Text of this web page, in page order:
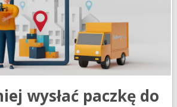
wysłać paczkę do